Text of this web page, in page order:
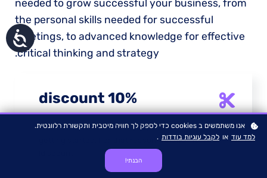
needed to grow successful your business, from
the personal skills needed for successful
meetings, to advanced knowledge for effective
critical thinking and strategy.
10% discount
This class will be a super easy introduction to
getting started. For that reason we offer 10%
אנו משתמשים ב cookies כדי לספק לך חוויה מיטבית ותקשורת רלוונטית.
למד עוד או לקבל עוגיות בודדות .
הבנתי!